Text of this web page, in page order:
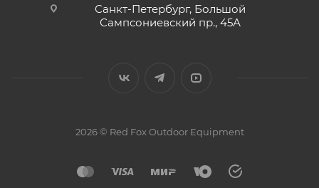
Санкт-Петербург, Большой
Сампсониевский пр., 45А
2026 © Red Fox Outdoor Equipment